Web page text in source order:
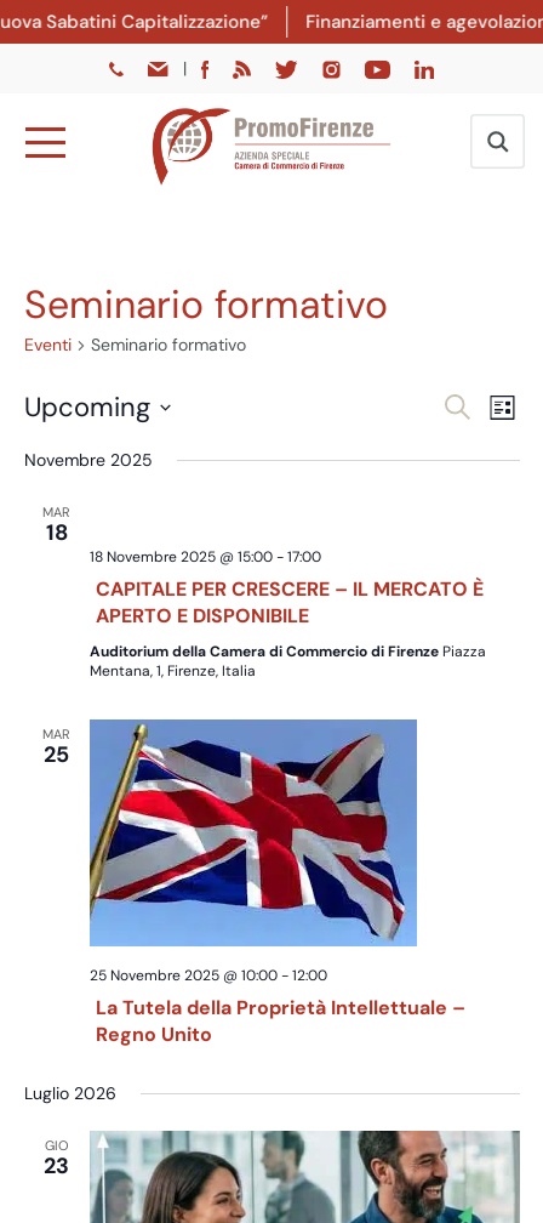
Sabatini Capitalizzazione” Finanziamenti e
|
Seminario formativo
Eventi Seminario formativo
Eventi
CercaLista
Upcoming
la
data.
Novembre 2025
MAR
18
18 Novembre 2025 @ 15:00-17:00
CAPITALE PER CRESCERE – IL MERCATO È
APERTO E DISPONIBILE
Auditorium della Camera di Commercio di Firenze Piazza
Mentana, 1, Firenze, Italia
MAR
25
25 Novembre 2025 @ 10:00-12:00
La Tutela della Proprietà Intellettuale –
Regno Unito
Luglio 2026
GIO
23